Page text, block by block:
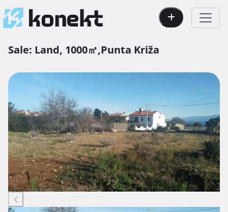
Sale: Land, 1000㎡,Punta Križa